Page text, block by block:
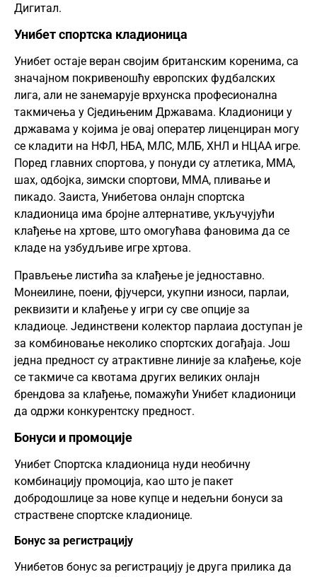
Дигитал.
Унибет спортска кладионица
Унибет остаје веран својим британским коренима, са
значајном покривеношћу европских фудбалских
лига, али не занемарује врхунска професионална
такмичења у Сједињеним Државама. Кладионици у
државама у којима је овај оператер лиценциран могу
се кладити на НФЛ, НБА, МЛС, МЛБ, ХНЛ и НЦАА игре.
Поред главних спортова, у понуди су атлетика, ММА,
шах, одбојка, зимски спортови, ММА, пливање и
пикадо. Заиста, Унибетова онлајн спортска
кладионица има бројне алтернативе, укључујући
клађење на хртове, што омогућава фановима да се
кладе на узбудљиве игре хртова.
Прављење листића за клађење је једноставно.
Монеилине, поени, фјучерси, укупни износи, парлаи,
реквизити и клађење у игри су све опције за
кладиоце. Јединствени колектор парлаиа доступан је
за комбиновање неколико спортских догађаја. Још
једна предност су атрактивне линије за клађење, које
се такмиче са квотама других великих онлајн
брендова за клађење, помажући Унибет кладионици
да одржи конкурентску предност.
Бонуси и промоције
Унибет Спортска кладионица нуди необичну
комбинацију промоција, као што је пакет
добродошлице за нове купце и недељни бонуси за
страствене спортске кладионице.
Бонус за регистрацију
Унибетов бонус за регистрацију је друга прилика да